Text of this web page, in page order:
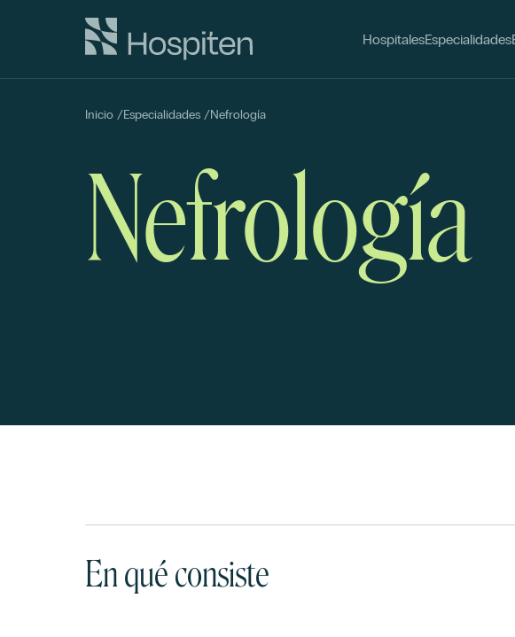
HospitalesEspecialidades
Inicio /Especialidades /Nefrología
Nefrología
En qué consiste